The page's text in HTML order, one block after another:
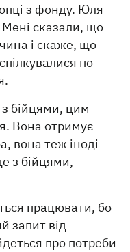
з фонду. Юля
Мені сказали, що
і скаже, що
по
бійцями, цим
Вона отримує
вона теж іноді
з бійцями,
працювати, бо
запит від
про потреби